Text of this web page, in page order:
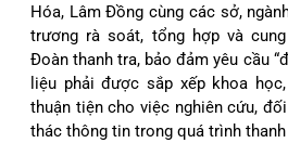
Hóa, Lâm Đồng cùng các sở,
trương rà soát, tổng hợp và
Đoàn thanh tra, bảo đảm yêu cầu
liệu phải được sắp xếp khoa
thuận tiện cho việc nghiên cứu,
thác thông tin trong quá trình